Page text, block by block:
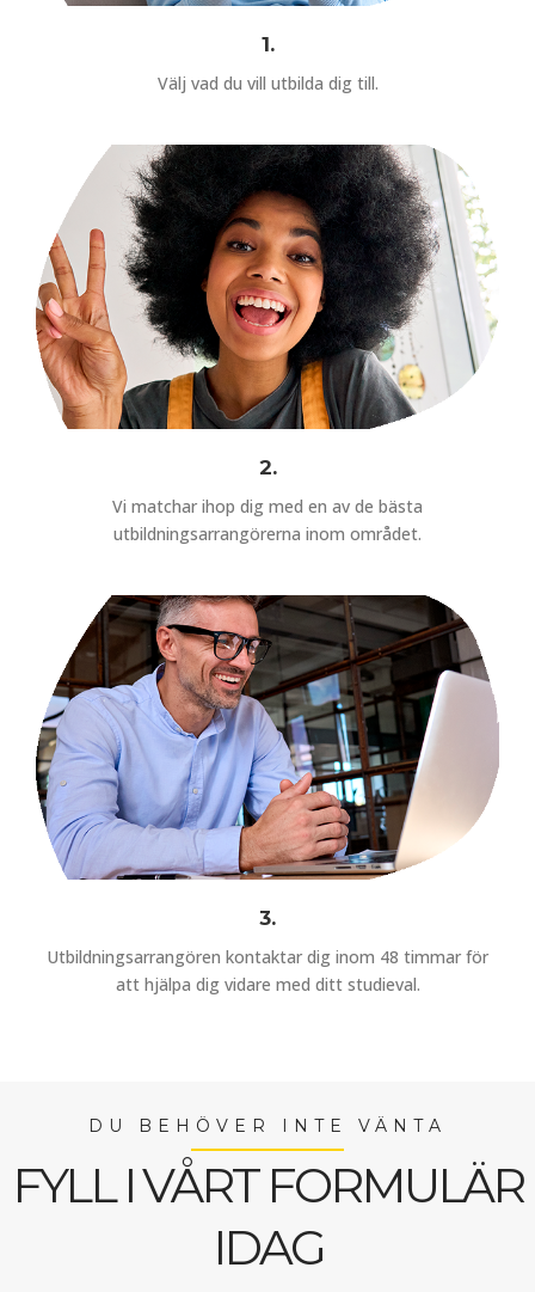
1.
Välj vad du vill utbilda dig till.
2.
Vi matchar ihop dig med en av de bästa
utbildningsarrangörerna inom området.
3.
Utbildningsarrangören kontaktar dig inom 48 timmar för
att hjälpa dig vidare med ditt studieval.
DU BEHÖVER INTE VÄNTA
FYLL I VÅRT FORMULÄR
IDAG